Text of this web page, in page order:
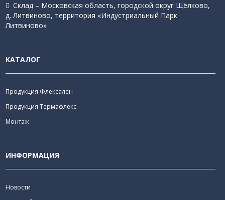
Склад – Московская область, городской округ Щёлково,
д. Литвиново, территория «Индустриальный Парк
Литвиново»
КАТАЛОГ
Продукция Флексален
Продукция Термафлекс
Монтаж
ИНФОРМАЦИЯ
Новости